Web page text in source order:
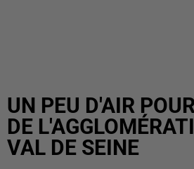
UN PEU D'AIR
DE
VAL DE SEINE